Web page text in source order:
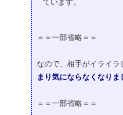
ています。
＝＝一部省略＝＝
なので、相手がイライラ
まり気にならなくなりま
＝＝一部省略＝＝